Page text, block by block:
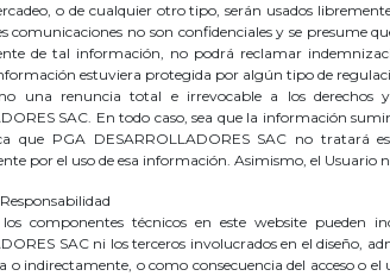
o de cualquier otro tipo, serán usados
comunicaciones no son confidenciales y se
de tal información, no podrá reclamar
estuviera protegida por algún tipo de
una renuncia total e irrevocable a los
SAC. En todo caso, sea que la información
que PGA DESARROLLADORES SAC no
por el uso de esa información. Asimismo, el
componentes técnicos en este website pueden
SAC ni los terceros involucrados en el diseño,
o indirectamente, o como consecuencia del acceso o